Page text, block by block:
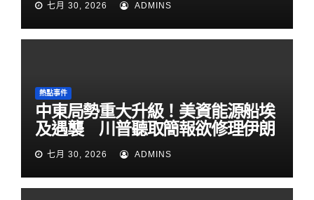
七月 30, 2026 ADMINS
熱點事件
中東局勢重大升級！美資能源船埃
及遇襲 川普聽取簡報欲修理伊朗
七月 30, 2026 ADMINS